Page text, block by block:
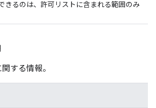
きるのは、許可リストに含まれる範囲のみ
する情報。